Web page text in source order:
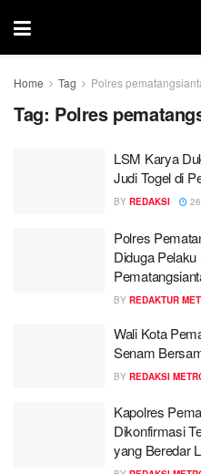
Home Tag Polres
Tag: Polres
LSM Karya
Judi Togel di
BY REDAKSI
Polres
Diduga
BY REDAKTUR
Wali Kota
Senam
BY REDAKSI
Kapolres
Dikonfirmasi
yang Beredar